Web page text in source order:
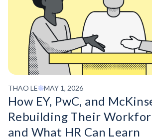
THAO LE MAY 1, 2026
How EY, PwC, and
Rebuilding Their
and What HR Can Learn